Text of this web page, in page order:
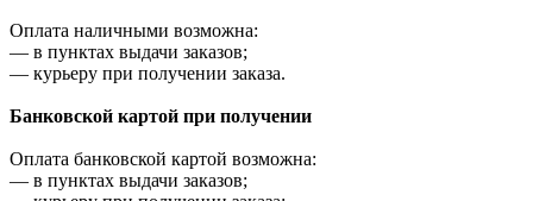
Оплата наличными возможна:
— в пунктах выдачи заказов;
— курьеру при получении заказа.
Банковской картой при получении
Оплата банковской картой возможна:
— в пунктах выдачи заказов;